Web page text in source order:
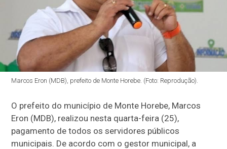
Marcos Eron (MDB), prefeito de Monte Horebe. (Foto: Reprodução).
O prefeito do município de Monte Horebe, Marcos
Eron (MDB), realizou nesta quarta-feira (25),
pagamento de todos os servidores públicos
municipais. De acordo com o gestor municipal, a